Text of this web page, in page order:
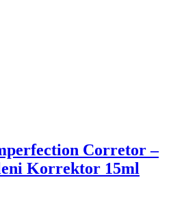
Corretor –
Korrektor 15ml